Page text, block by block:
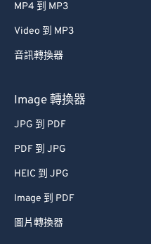
MP4 到 MP3
Video 到 MP3
音訊轉換器
Image 轉換器
JPG 到 PDF
PDF 到 JPG
HEIC 到 JPG
Image 到 PDF
圖片轉換器